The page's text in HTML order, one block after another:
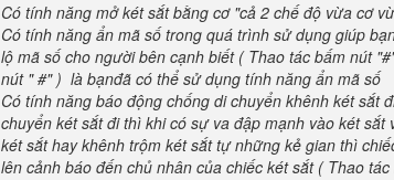
Có tính năng mở két sắt bằng cơ "cả 2 chế độ vừa cơ
Có tính năng ẩn mã số trong quá trình sử dụng giúp
lộ mã số cho người bên cạnh biết ( Thao tác bấm nút
nút " #" ) là bạnđã có thể sử dụng tính năng ẩn mã số
Có tính năng báo động chống di chuyển khênh két sắt
chuyển két sắt đi thì khi có sự va đập mạnh vào két
két sắt hay khênh trộm két sắt tự những kẻ gian thì
lên cảnh báo đến chủ nhân của chiếc két sắt ( Thao